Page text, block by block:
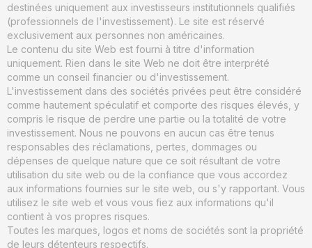
destinées uniquement aux investisseurs institutionnels qualifiés
(professionnels de l'investissement). Le site est réservé
exclusivement aux personnes non américaines.
Le contenu du site Web est fourni à titre d'information
uniquement. Rien dans le site Web ne doit être interprété
comme un conseil financier ou d'investissement.
L'investissement dans des sociétés privées peut être considéré
comme hautement spéculatif et comporte des risques élevés, y
compris le risque de perdre une partie ou la totalité de votre
investissement. Nous ne pouvons en aucun cas être tenus
responsables des réclamations, pertes, dommages ou
dépenses de quelque nature que ce soit résultant de votre
utilisation du site web ou de la confiance que vous accordez
aux informations fournies sur le site web, ou s'y rapportant. Vous
utilisez le site web et vous vous fiez aux informations qu'il
contient à vos propres risques.
Toutes les marques, logos et noms de sociétés sont la propriété
de leurs détenteurs respectifs.